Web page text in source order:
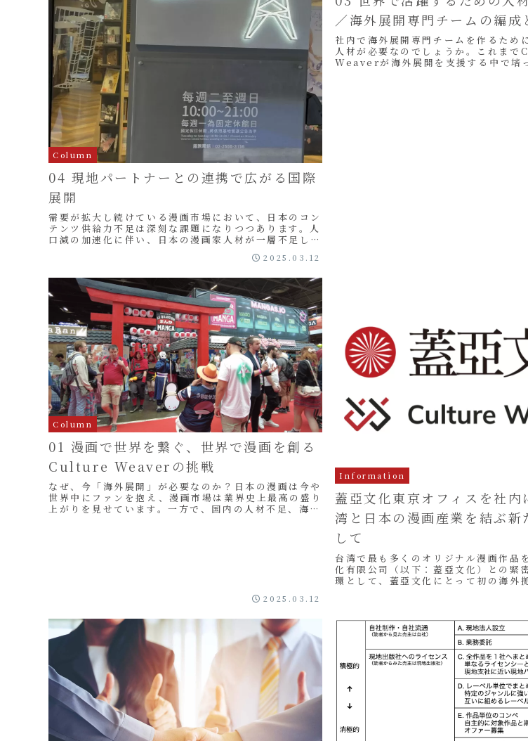
Column
04 現地パートナーとの連携で広がる国際
展開
需要が拡大し続けている漫画市場において、日本のコン
テンツ供給力不足は深刻な課題になりつつあります。人
口減の加速化に伴い、日本の漫画家人材が一層不足して
いくことが予想される中で、頼もしいパートナーとな
2025.03.12
／海外展開専門チームの編成
社内で海外展開専門チームを作るため
人材が必要なのでしょうか。これま
Weaverが海外展開を支援する中で培
Column
01 漫画で世界を繋ぐ、世界で漫画を創る
Culture Weaverの挑戦
なぜ、今「海外展開」が必要なのか？日本の漫画は今や
世界中にファンを抱え、漫画市場は業界史上最高の盛り
上がりを見せています。一方で、国内の人材不足、海賊
2025.03.12
Information
蓋亞文化東京オフィスを社内
湾と日本の漫画産業を結ぶ新
して
台湾で最も多くのオリジナル漫画作品
化有限公司（以下：蓋亞文化）との緊
環として、蓋亞文化にとって初の海外